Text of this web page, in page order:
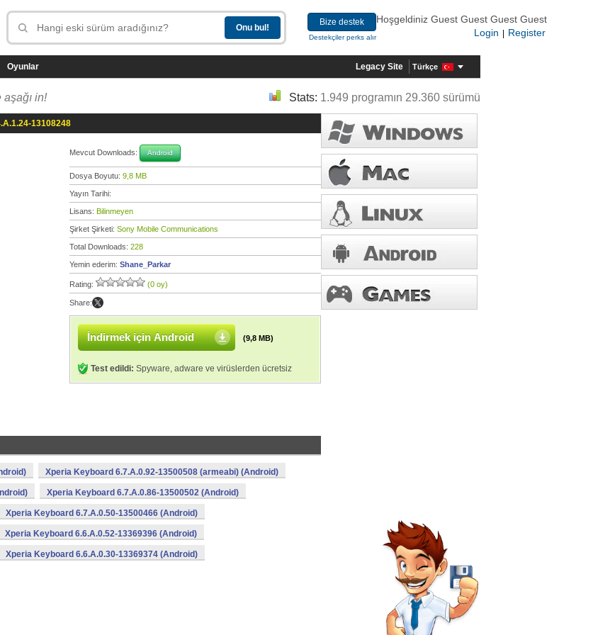
Bize destek
Destekçiler perks alır
Hoşgeldiniz Guest Guest Guest Guest
Login
Register
Oyunlar Legacy Site Türkçe
in! Stats: 1.949 programın 29.360 sürümü
13108248
Mevcut Downloads: Android
Dosya Boyutu: 9,8 MB
Yayın Tarihi:
Lisans: Bilinmeyen
Şirket Şirketi: Sony Mobile Communications
Total Downloads: 228
Yemin ederim: Shane_Parkar
Rating: (0 oy)
Share:
İndirmek için Android (9,8 MB)
Test edildi: Spyware, adware ve virüslerden ücretsiz
Xperia Keyboard 6.7.A.0.92-13500508 (armeabi) (Android)
Xperia Keyboard 6.7.A.0.86-13500502 (Android)
Xperia Keyboard 6.7.A.0.50-13500466 (Android)
Xperia Keyboard 6.6.A.0.52-13369396 (Android)
Xperia Keyboard 6.6.A.0.30-13369374 (Android)